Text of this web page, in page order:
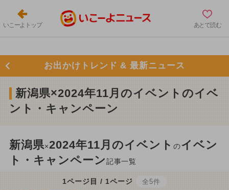
いこーよトップ あとで読む
お出かけトレンド & 最新ニュース
新潟県×2024年11月のイベントのイベ
ント・キャンペーン
新潟県×2024年11月のイベントのイベン
ト・キャンペーン記事一覧
1ページ目 / 1ページ 全5件